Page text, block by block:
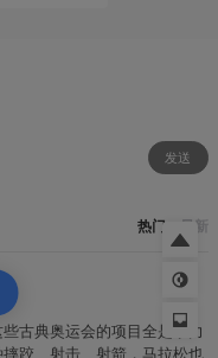
发送
热门 最新
古典奥运会的项目全是暴力
跤、射击、射箭，马拉松也